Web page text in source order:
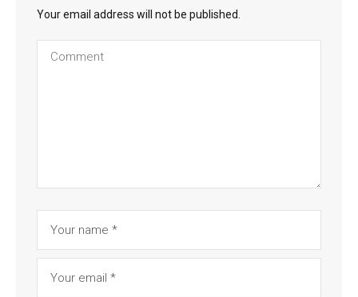
Your email address will not be published.